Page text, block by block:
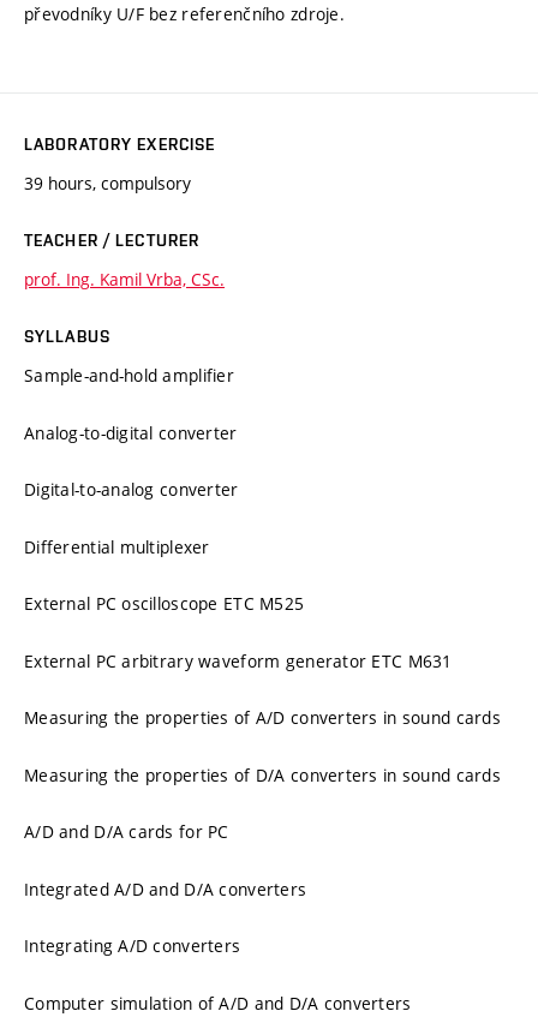
převodníky U/F bez referenčního zdroje.
LABORATORY EXERCISE
39 hours, compulsory
TEACHER / LECTURER
prof. Ing. Kamil Vrba, CSc.
SYLLABUS
Sample-and-hold amplifier
Analog-to-digital converter
Digital-to-analog converter
Differential multiplexer
External PC oscilloscope ETC M525
External PC arbitrary waveform generator ETC M631
Measuring the properties of A/D converters in sound cards
Measuring the properties of D/A converters in sound cards
A/D and D/A cards for PC
Integrated A/D and D/A converters
Integrating A/D converters
Computer simulation of A/D and D/A converters